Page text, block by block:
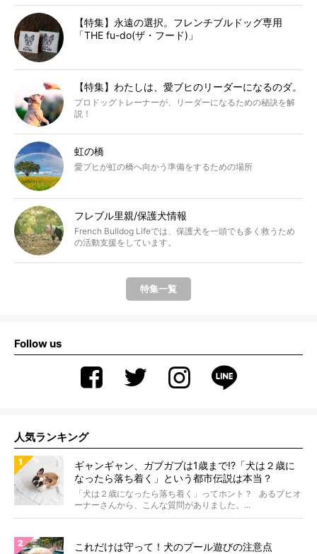
【特集】永遠の選択。フレンチブルドッグ専用
「THE fu-do(ザ・フード)」
【特集】わたしは、愛ブヒのリーダーになるのダ。
プロドッグトレーナーが、リーダーになるための秘訣を解
説！
虹の橋
愛ブヒが虹の橋へ向かう準備をするための場所
フレブル里親/保護犬情報
French Bulldog Lifeでは、保護犬を一頭でも多く救うため
の活動支援をしています。
特集一覧
Follow us
人気ランキング
ギャンギャン、ガブガブは1歳まで!?「犬は２歳に
なったら落ち着く」という都市伝説は本当？
「犬は２歳になったら落ち着く」ってホント？ あるブヒオ
ーナーさんから、こんな質問がありました。...
これだけは守って！犬のプール遊びの注意点